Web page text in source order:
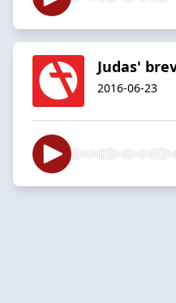
Judas'
2016-06-23